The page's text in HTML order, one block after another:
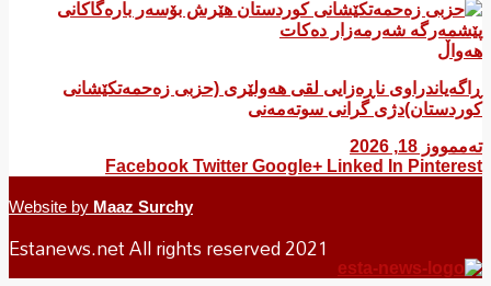
هەواڵ
ڕاگەیاندراوی ناڕەزایی لقی هەولێری (حزبی زەحمەتکێشانی
کوردستان)دژی گرانی سوتەمەنی
تەممووز 18, 2026
Facebook Twitter Google+ Linked In Pinterest
Website by Maaz Surchy
Estanews.net All rights reserved 2021